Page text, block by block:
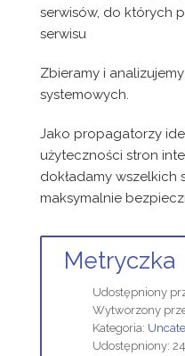
serwisów, do których
serwisu
Zbieramy i
systemowych.
Jako propagatorzy
użyteczności stron
dokładamy wszelkich
maksymalnie
Metryczka
Udostępniony
Wytworzony
Kategoria:
Udostępniony: